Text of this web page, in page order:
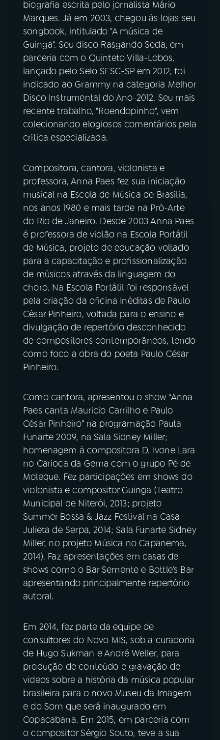
biografia escrita pelo jornalista Mário
Marques. Já em 2003, chegou às lojas seu
songbook, intitulado "A música de
Guinga". Seu disco Rasgando Seda, em
parceria com o Quinteto Villa-Lobos,
lançado pelo Selo SESC-SP em 2012, foi
indicado ao Grammy na categoria Melhor
Disco Instrumental do Ano-2012. Seu mais
recente trabalho, "Roendopinho", vem
colecionando elogiosos comentários pela
crítica especializada.
Compositora, cantora, violonista e
professora, Anna Paes fez sua iniciação
musical na Escola de Música de Brasília,
nos anos 1980 e mais tarde na Pró-Arte
do Rio de Janeiro. Desde 2003 Anna Paes
é professora de violão na Escola Portátil
de Música, projeto de educação voltado
para a capacitação e profissionalização
de músicos através da linguagem do
choro. Na Escola Portátil foi responsável
pela criação da oficina Inéditas de Paulo
César Pinheiro, voltada para o ensino e
divulgação de repertório desconhecido
de compositores contemporâneos, tendo
como foco a obra do poeta Paulo César
Pinheiro.
Como cantora, apresentou o show “Anna
Paes canta Mauricio Carrilho e Paulo
César Pinheiro” na programação Pauta
Funarte 2009, na Sala Sidney Miller;
homenagem à compositora D. Ivone Lara
no Carioca da Gema com o grupo Pé de
Moleque. Fez participações em shows do
violonista e compositor Guinga (Teatro
Municipal de Niterói, 2013; projeto
Summer Bossa & Jazz Festival na Casa
Julieta de Serpa, 2014; Sala Funarte Sidney
Miller, no projeto Música no Capanema,
2014). Faz apresentações em casas de
shows como o Bar Semente e Bottle’s Bar
apresentando principalmente repertório
autoral.
Em 2014, fez parte da equipe de
consultores do Novo MIS, sob a curadoria
de Hugo Sukman e André Weller, para
produção de conteúdo e gravação de
videos sobre a história da música popular
brasileira para o novo Museu da Imagem
e do Som que será inaugurado em
Copacabana. Em 2015, em parceria com
o compositor Sérgio Souto, teve a sua